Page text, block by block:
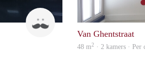
civici9@hotmail.com
Van Ghentstraat
48 m2 · 2 kamers ·